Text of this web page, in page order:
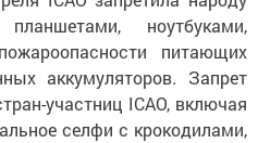
ноутбуками,
питающих
аккумуляторов. Запрет
участниц ICAO, включая
селфи с крокодилами,